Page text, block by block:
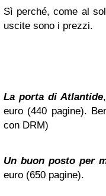
Sì perché, come al
uscite sono i prezzi.
La porta di Atlantide
euro (440 pagine).
con DRM)
Un buon posto per
euro (650 pagine).